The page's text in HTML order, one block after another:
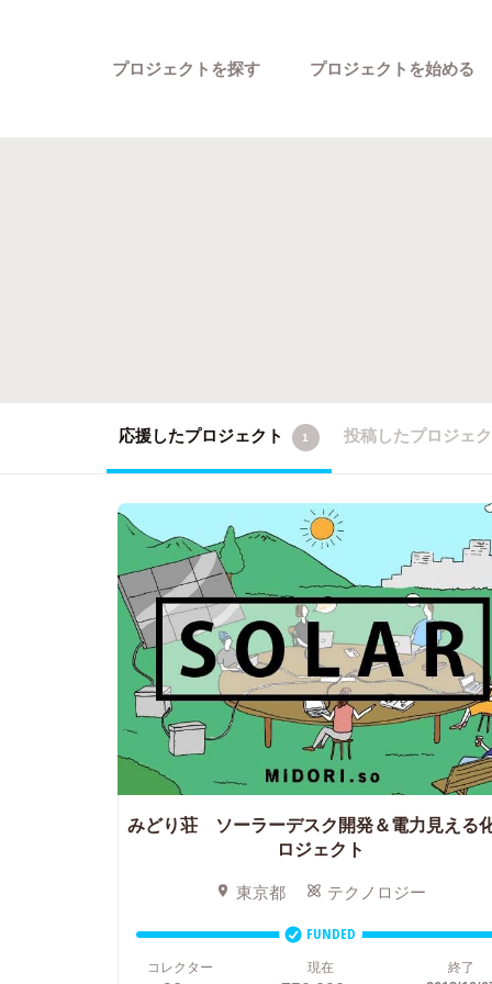
プロジェクトを探す プロジェクトを始める
応援したプロジェクト 1 投稿したプロジェ
みどり荘 ソーラーデスク開発＆電力見える
ロジェクト
東京都 テクノロジー
FUNDED
コレクター
現在 終了